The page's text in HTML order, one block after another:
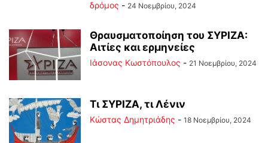
δρόμος - 24 Νοεμβρίου, 2024
Θραυσματοποίηση του ΣΥΡΙΖΑ:
Αιτίες και ερμηνείες
Ιάσονας Κωστόπουλος - 21 Νοεμβρίου, 2024
Τι ΣΥΡΙΖΑ, τι Λένιν
Kώστας Δημητριάδης - 18 Νοεμβρίου, 2024